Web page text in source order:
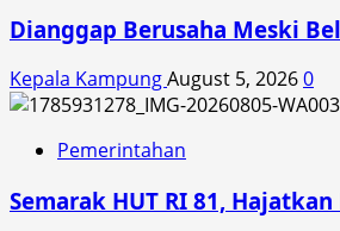
Dianggap Berusaha Meski
Kepala KampungAugust 5, 20260
Pemerintahan
Semarak HUT RI 81,